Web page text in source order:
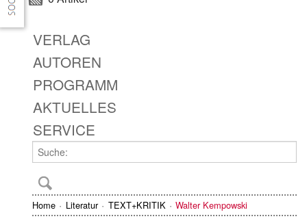
VERLAG
AUTOREN
PROGRAMM
AKTUELLES
SERVICE
Home Literatur TEXT+KRITIK Walter Kempowski